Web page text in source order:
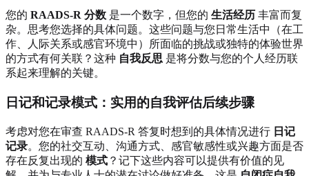
您的 RAADS-R 分数 是一个数字，但您的 生活经历 丰富而复
杂。思考您选择的具体问题。这些问题与您日常生活中（在工
作、人际关系或感官环境中）所面临的挑战或独特的体验世界
的方式有何关联？这种 自我反思 是将分数与您的个人经历联
系起来理解的关键。
日记和记录模式：实用的自我评估后续步骤
考虑对您在审查 RAADS-R 答复时想到的具体情况进行 日记
记录。您的社交互动、沟通方式、感官敏感性或兴趣方面是否
存在反复出现的 模式 ？记下这些内容可以提供有价值的见